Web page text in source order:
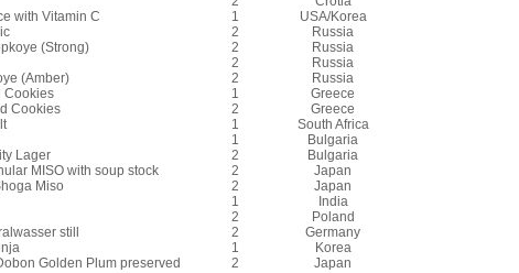
with Vitamin C 1
USA/Korea
2
Russia
(Strong) 2
Russia
2
Russia
(Amber) 2
Russia
Cookies 1
Greece
Cookies 2
Greece
1
South Africa
1
Bulgaria
Lager 2
Bulgaria
MISO with soup stock
2
Japan
Miso
2
Japan
1
India
2
Poland
still 2
Germany
1
Korea
Golden Plum preserved
2
Japan